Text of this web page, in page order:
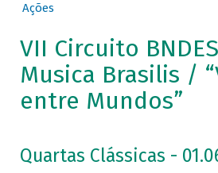
Ações
VII Circuito BNDES
Musica Brasilis /
entre Mundos”
Quartas Clássicas -